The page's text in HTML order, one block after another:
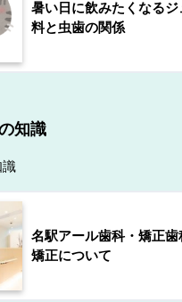
暑い日に飲みたくなる
料と虫歯の関係
知識
識
名駅アール歯科・矯正
矯正について